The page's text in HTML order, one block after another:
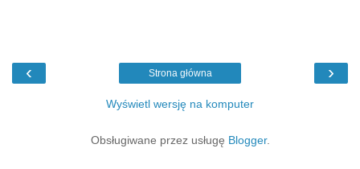
‹ ›
Strona główna
Wyświetl wersję na komputer
Obsługiwane przez usługę Blogger.